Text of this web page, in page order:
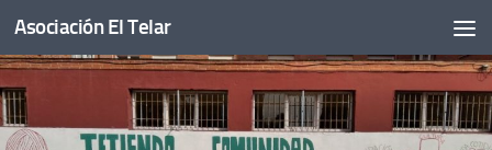
Saltar al contenido
Asociación El Telar